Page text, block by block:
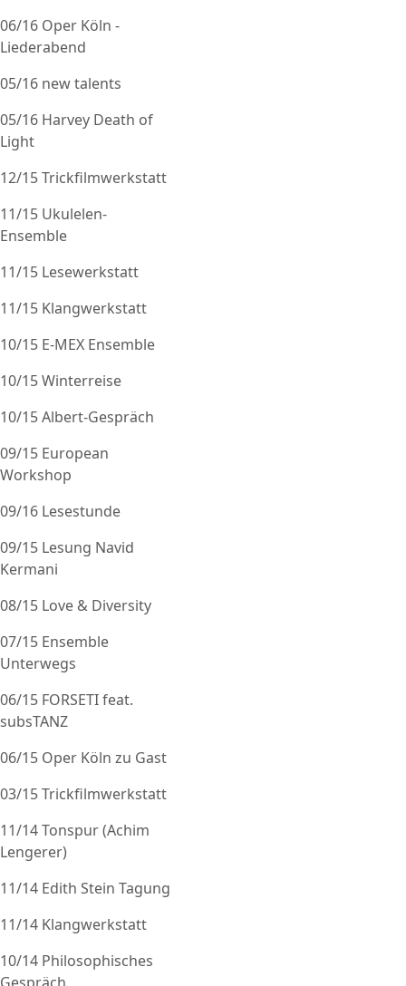
06/16 Oper Köln -
Liederabend
05/16 new talents
05/16 Harvey Death of
Light
12/15 Trickfilmwerkstatt
11/15 Ukulelen-
Ensemble
11/15 Lesewerkstatt
11/15 Klangwerkstatt
10/15 E-MEX Ensemble
10/15 Winterreise
10/15 Albert-Gespräch
09/15 European
Workshop
09/16 Lesestunde
09/15 Lesung Navid
Kermani
08/15 Love & Diversity
07/15 Ensemble
Unterwegs
06/15 FORSETI feat.
subsTANZ
06/15 Oper Köln zu Gast
03/15 Trickfilmwerkstatt
11/14 Tonspur (Achim
Lengerer)
11/14 Edith Stein Tagung
11/14 Klangwerkstatt
10/14 Philosophisches